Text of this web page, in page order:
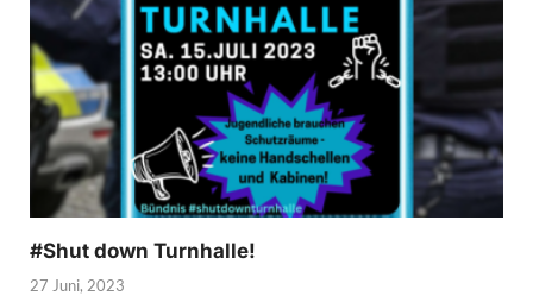
#Shut down Turnhalle!
27 Juni, 2023